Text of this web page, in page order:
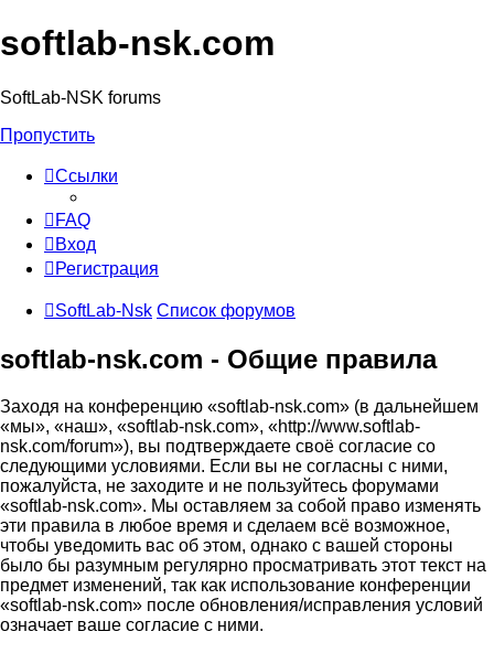
softlab-nsk.com
SoftLab-NSK forums
Пропустить
Ссылки
FAQ
Вход
Регистрация
SoftLab-Nsk Список форумов
softlab-nsk.com - Общие правила
Заходя на конференцию «softlab-nsk.com» (в дальнейшем
«мы», «наш», «softlab-nsk.com», «http://www.softlab-
nsk.com/forum»), вы подтверждаете своё согласие со
следующими условиями. Если вы не согласны с ними,
пожалуйста, не заходите и не пользуйтесь форумами
«softlab-nsk.com». Мы оставляем за собой право изменять
эти правила в любое время и сделаем всё возможное,
чтобы уведомить вас об этом, однако с вашей стороны
было бы разумным регулярно просматривать этот текст на
предмет изменений, так как использование конференции
«softlab-nsk.com» после обновления/исправления условий
означает ваше согласие с ними.